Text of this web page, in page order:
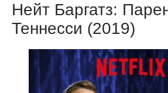
Нейт Баргатз:
Теннесси (2019)